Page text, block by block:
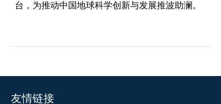
台，为推动中国地球科学创新与发展推波助澜。
友情链接